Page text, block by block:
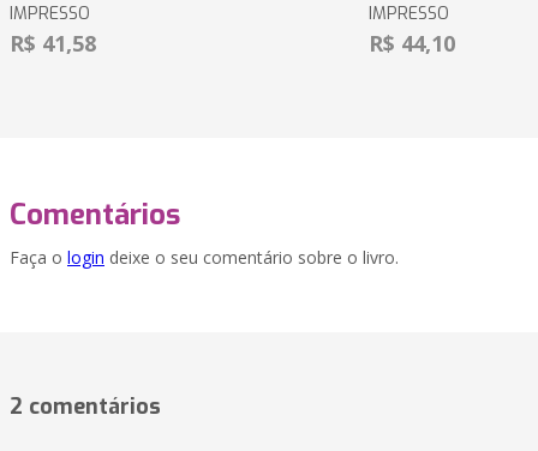
IMPRESSO
R$ 41,58
IMPRESSO
R$ 44,10
Comentários
Faça o login deixe o seu comentário sobre o livro.
2 comentários